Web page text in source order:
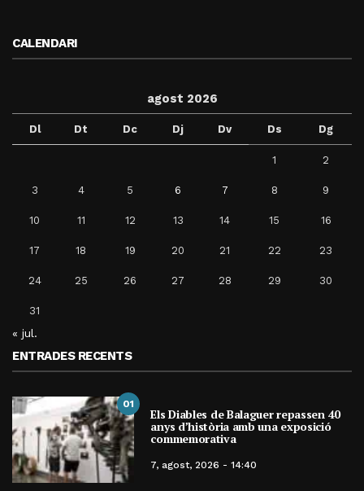
CALENDARI
agost 2026
Dl Dt Dc Dj Dv Ds Dg
1 2
3 4 5 6 7 8 9
10 11 12 13 14 15 16
17 18 19 20 21 22 23
24 25 26 27 28 29 30
31
« jul.
ENTRADES RECENTS
01
Els Diables de Balaguer repassen 40
anys d’història amb una exposició
commemorativa
7, agost, 2026 - 14:40